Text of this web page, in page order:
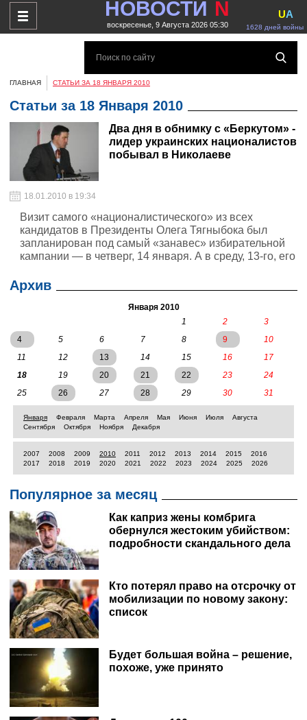
НОВОСТИ N
воскресенье, 9 Августа 2026 05:30 1628 дней войны
UA
ГЛАВНАЯ СТАТЬИ ЗА 18 ЯНВАРЯ 2010
Статьи за 18 Января 2010
Два дня в обнимку с «Беркутом» -
лидер украинских националистов
побывал в Николаеве
18.01.2010 в 19:34
Визит самого «националистического» из всех
кандидатов в Президенты Олега Тягныбока был
запланирован под самый «занавес» избирательной
кампании — в четверг, 14 января. А в среду, 13-го, его
марш «против нелегальной миграции» - очевидно, в
честь приезда своего лидера. Начало было
запланирован на 15.00.
Архив
Января 2010
1
2
3
4
5 6 7 8 9
10
11
12 13 14 15 16
17
18
19 20 21 22 23
24
25
26 27 28 29 30 31
Января Февраля Марта Апреля Мая Июня Июля
Августа
Сентября
Октября Ноября Декабря
2007 2008 2009 2010 2011 2012 2013 2014 2015
2016
2017
2018 2019 2020 2021 2022 2023 2024 2025 2026
Популярное за месяц
Как каприз жены комбрига
обернулся жестоким убийством:
подробности скандального дела
Кто потерял право на отсрочку от
мобилизации по новому закону:
список
Будет большая война – решение,
похоже, уже принято